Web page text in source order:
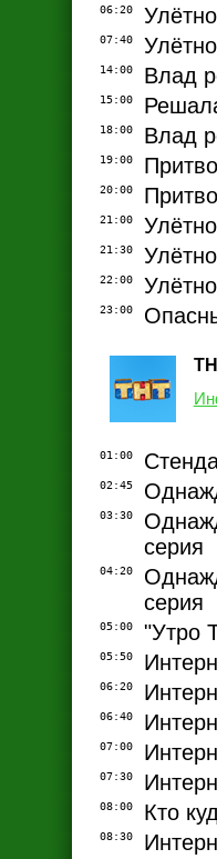
06:20
07:40
14:00 Влад
15:00
18:00 Влад
19:00
20:00
21:00
21:30
22:00
23:00
01:00
02:45
03:30
серия
04:20
серия
05:00 "Утро
05:50
06:20
06:40
07:00
07:30
08:00 Кто
08:30